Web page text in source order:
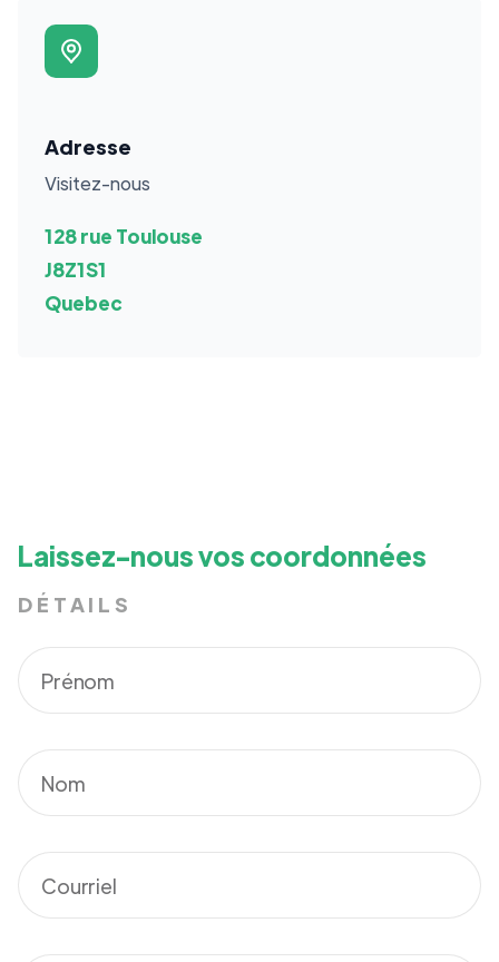
Adresse
Visitez-nous
128 rue Toulouse
J8Z1S1
Quebec
Laissez-nous vos coordonnées
DÉTAILS